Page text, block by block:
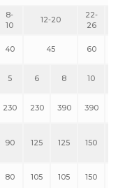
8-
10
12-20
22-
26
40 45 60
5 6 8 10
230 230 390 390
90 125 125 150
80 105 105 150